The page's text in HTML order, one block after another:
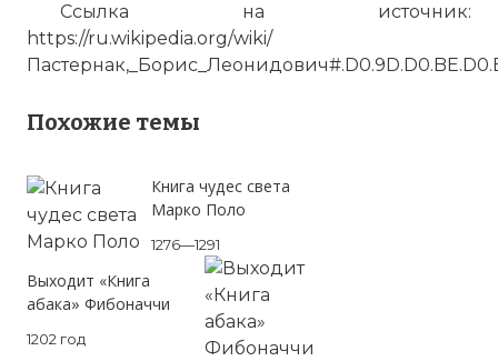
Ссылка на источник:
https://ru.wikipedia.org/wiki/
Похожие темы
Книга чудес света
Марко Поло
1276—1291
Выходит «Книга
абака» Фибоначчи
1202 год